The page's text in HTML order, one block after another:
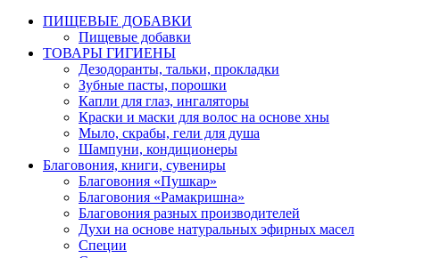
ПИЩЕВЫЕ ДОБАВКИ
Пищевые добавки
ТОВАРЫ ГИГИЕНЫ
Дезодоранты, тальки, прокладки
Зубные пасты, порошки
Капли для глаз, ингаляторы
Краски и маски для волос на основе хны
Мыло, скрабы, гели для душа
Шампуни, кондиционеры
Благовония, книги, сувениры
Благовония «Пушкар»
Благовония «Рамакришна»
Благовония разных производителей
Духи на основе натуральных эфирных масел
Специи